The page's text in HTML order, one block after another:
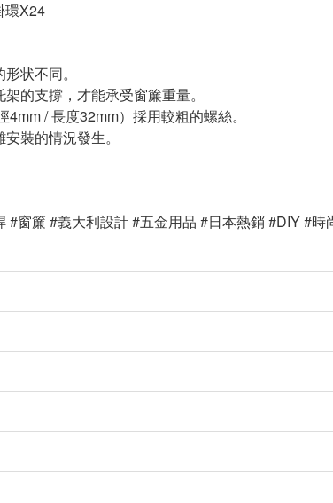
環X24
状不同。
的支撐，才能承受窗簾重量。
/ 長度32mm）採用較粗的螺絲。
裝的情況發生。
窗簾 #義大利設計 #五金用品 #日本熱銷 #DIY #時